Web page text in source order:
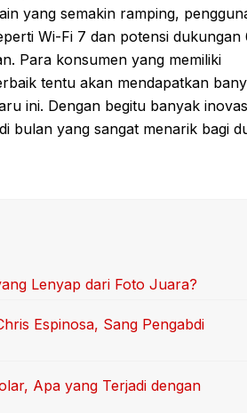
yang semakin ramping,
Wi-Fi 7 dan potensi dukungan
Para konsumen yang memiliki
tentu akan mendapatkan
ini. Dengan begitu banyak
bulan yang sangat menarik bagi
Lenyap dari Foto Juara?
Espinosa, Sang Pengabdi
Apa yang Terjadi dengan